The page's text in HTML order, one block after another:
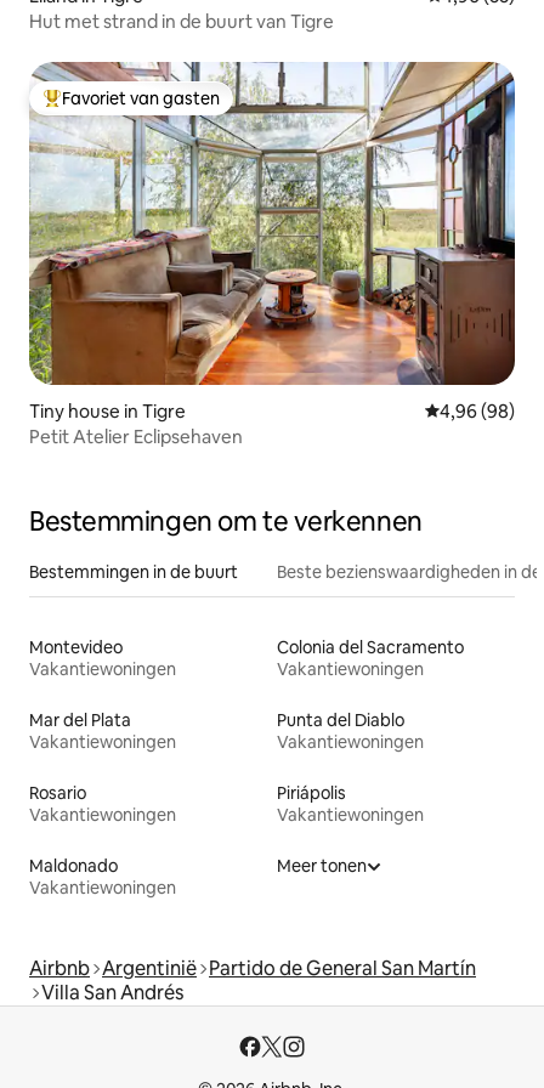
Hut met strand in de buurt van Tigre
Topfavoriet van gasten
Favoriet van gasten
Tiny house in Tigre Gemiddelde
4,96 (98)
Petit Atelier Eclipsehaven
Bestemmingen om te verkennen
Bestemmingen in de buurt Beste bezienswaardigheden in
Montevideo
Vakantiewoningen
Colonia del Sacramento
Vakantiewoningen
Mar del Plata
Vakantiewoningen
Punta del Diablo
Vakantiewoningen
Rosario
Vakantiewoningen
Piriápolis
Vakantiewoningen
Maldonado
Vakantiewoningen
Meer tonen
Airbnb Argentinië Partido de General San Martín
Villa San Andrés